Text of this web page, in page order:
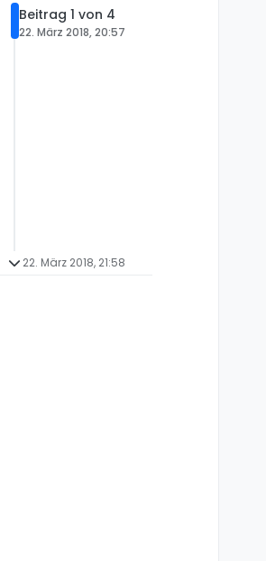
Beitrag 1 von 4
22. März 2018, 20:57
22. März 2018, 21:58